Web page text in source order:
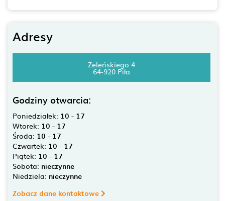
Adresy
Żeleńskiego 4
64-920 Piła
Godziny otwarcia:
Poniedziałek: 10 - 17
Wtorek: 10 - 17
Środa: 10 - 17
Czwartek: 10 - 17
Piątek: 10 - 17
Sobota: nieczynne
Niedziela: nieczynne
Zobacz dane kontaktowe